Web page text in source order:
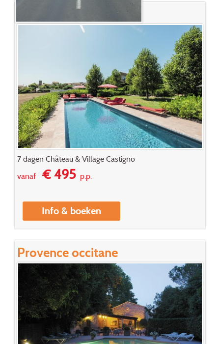
Languedoc-Roussillon
7 dagen Château & Village Castigno
vanaf€ 495p.p.
Info & boeken
Provence occitane